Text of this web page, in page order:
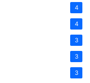
4
4
3
3
3